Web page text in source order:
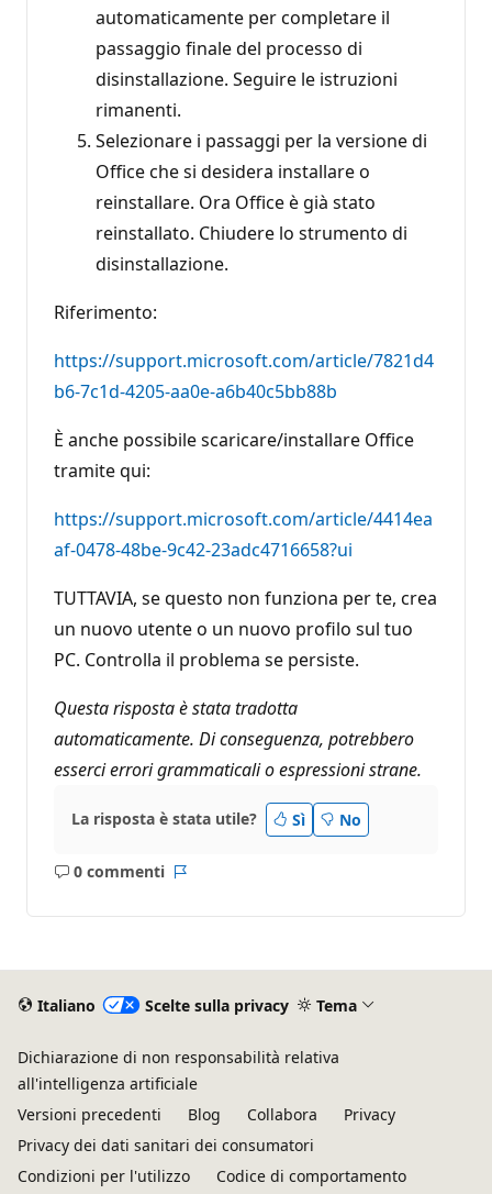
automaticamente per completare il
passaggio finale del processo di
disinstallazione. Seguire le istruzioni
rimanenti.
Selezionare i passaggi per la versione di
Office che si desidera installare o
reinstallare. Ora Office è già stato
reinstallato. Chiudere lo strumento di
disinstallazione.
Riferimento:
https://support.microsoft.com/article/7821d4
b6-7c1d-4205-aa0e-a6b40c5bb88b
È anche possibile scaricare/installare Office
tramite qui:
https://support.microsoft.com/article/4414ea
af-0478-48be-9c42-23adc4716658?ui
TUTTAVIA, se questo non funziona per te, crea
un nuovo utente o un nuovo profilo sul tuo
PC. Controlla il problema se persiste.
Questa risposta è stata tradotta
automaticamente. Di conseguenza, potrebbero
esserci errori grammaticali o espressioni strane.
La risposta è stata utile? Sì No
0 commenti
Nessun
Italiano Scelte sulla privacy Tema
Dichiarazione di non responsabilità relativa
all'intelligenza artificiale
Versioni precedenti
Blog Collabora
Privacy
Privacy dei dati sanitari dei consumatori
Condizioni per l'utilizzo
Codice di comportamento